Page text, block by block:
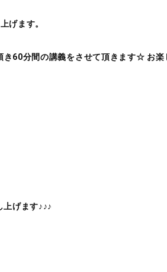
げます。
60分間の講義をさせて頂きます☆ お楽
げます♪♪♪